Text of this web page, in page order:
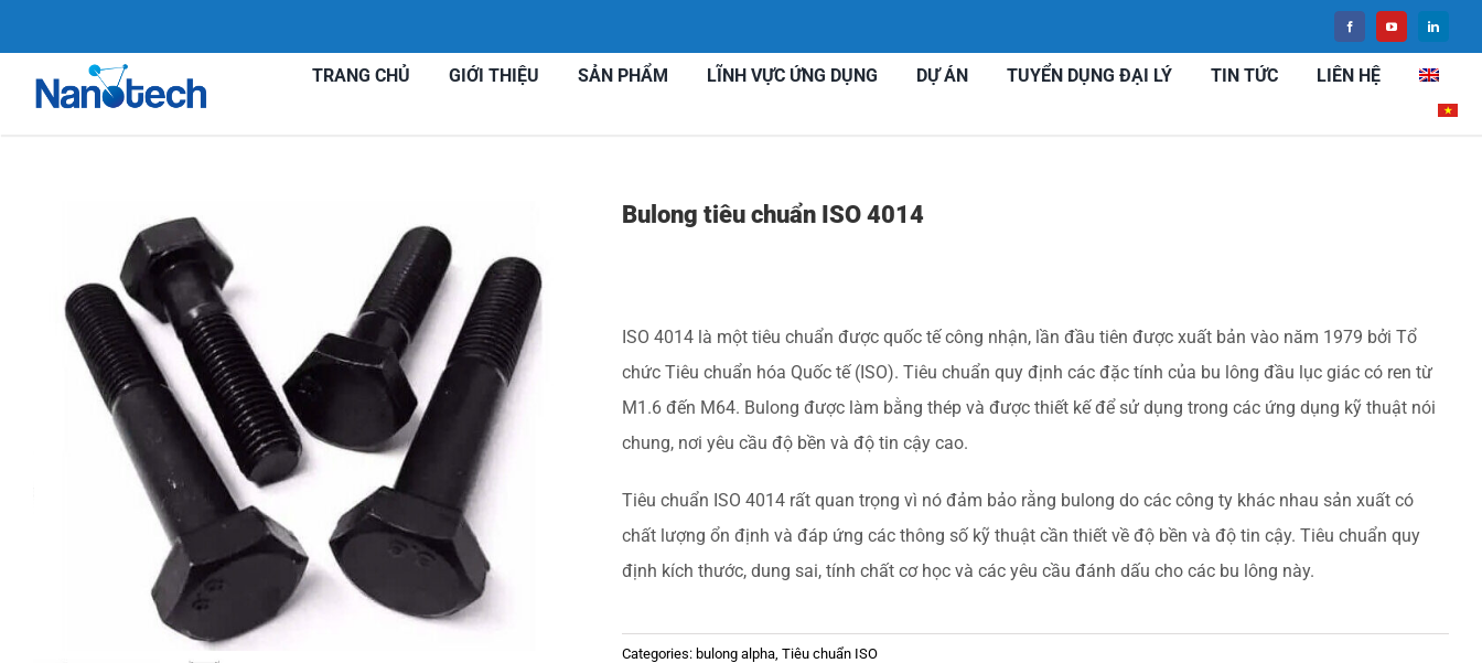
to
content
TRANG CHỦ GIỚI THIỆU SẢN PHẨM LĨNH VỰC ỨNG DỤNG DỰ ÁN TUYỂN DỤNG ĐẠI LÝ TIN TỨC LIÊN HỆ
Bulong tiêu chuẩn ISO 4014
ISO 4014 là một tiêu chuẩn được quốc tế công nhận, lần đầu tiên được xuất bản vào năm 1979 bởi Tổ
chức Tiêu chuẩn hóa Quốc tế (ISO). Tiêu chuẩn quy định các đặc tính của bu lông đầu lục giác có ren từ
M1.6 đến M64. Bulong được làm bằng thép và được thiết kế để sử dụng trong các ứng dụng kỹ thuật nói
chung, nơi yêu cầu độ bền và độ tin cậy cao.
Tiêu chuẩn ISO 4014 rất quan trọng vì nó đảm bảo rằng bulong do các công ty khác nhau sản xuất có
chất lượng ổn định và đáp ứng các thông số kỹ thuật cần thiết về độ bền và độ tin cậy. Tiêu chuẩn quy
định kích thước, dung sai, tính chất cơ học và các yêu cầu đánh dấu cho các bu lông này.
Categories:bulong alpha ,Tiêu chuẩn ISO